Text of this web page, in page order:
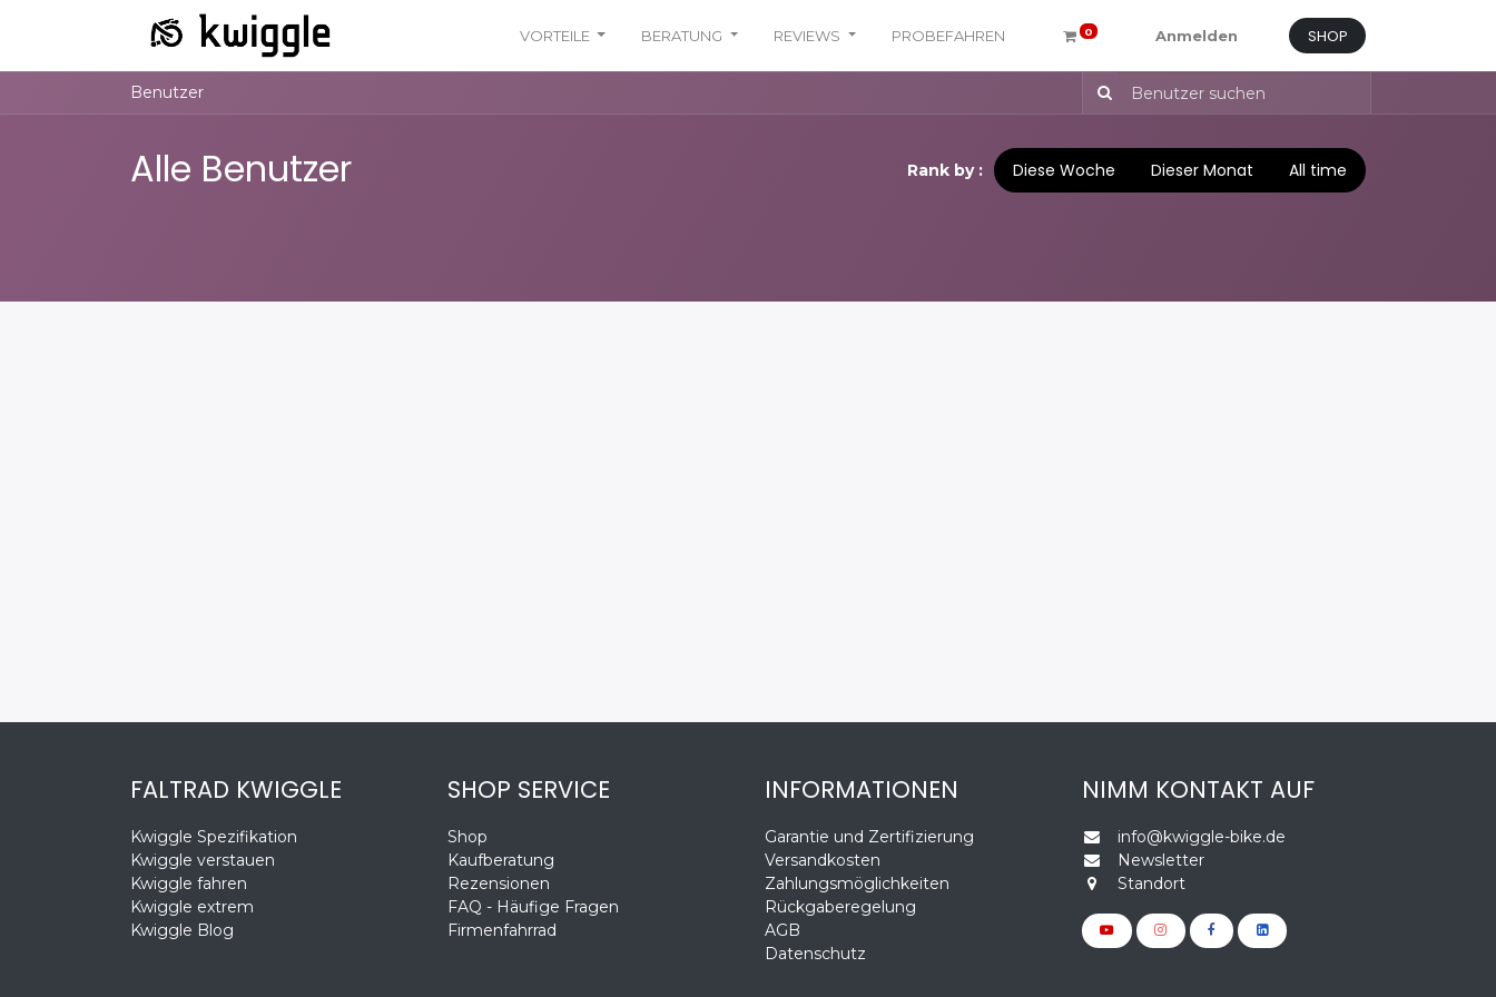
VORTEILE BERATUNG REVIEWS PROBEFAHREN 0 Anmelden SHOP
Benutzer
Alle Benutzer Rank by : Diese Woche Dieser Monat All time
FALTRAD KWIGGLE
Kwiggle Spezifikation
Kwiggle verstauen
Kwiggle fahren
Kwiggle extrem
Kwiggle Blog
SHOP SERVICE
Shop
Kaufberatung
Rezensionen
FAQ - Häufige Fragen
Firmenfahrrad
INFORMATIONEN
Garantie und Zertifizierung
Versandkosten
Zahlungsmöglichkeiten
Rückgaberegelung
AGB
Datenschutz
NIMM KONTAKT AUF
info@kwiggle-bike.de
Newsletter
Standort